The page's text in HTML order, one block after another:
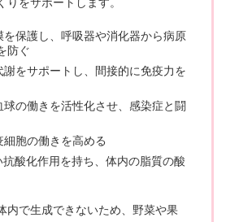
を保護し、呼吸器や消化器から病原
防ぐ
謝をサポートし、間接的に免疫力を
球の働きを活性化させ、感染症と闘
細胞の働きを高める
抗酸化作用を持ち、体内の脂質の酸
内で生成できないため、野菜や果